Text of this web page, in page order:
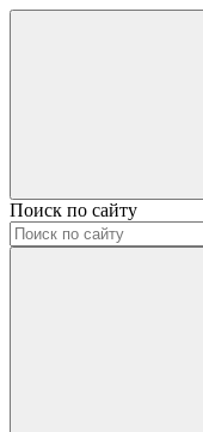
Поиск по сайту